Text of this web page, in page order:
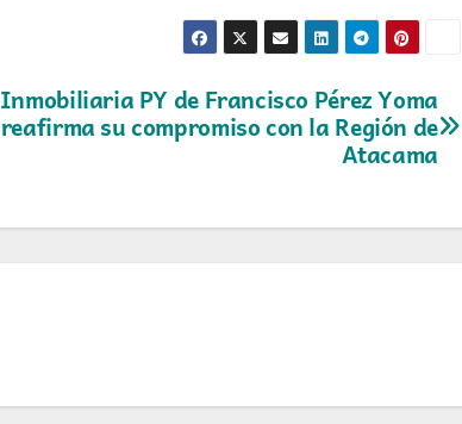
Inmobiliaria PY de Francisco Pérez Yoma
reafirma su compromiso con la Región de
Atacama